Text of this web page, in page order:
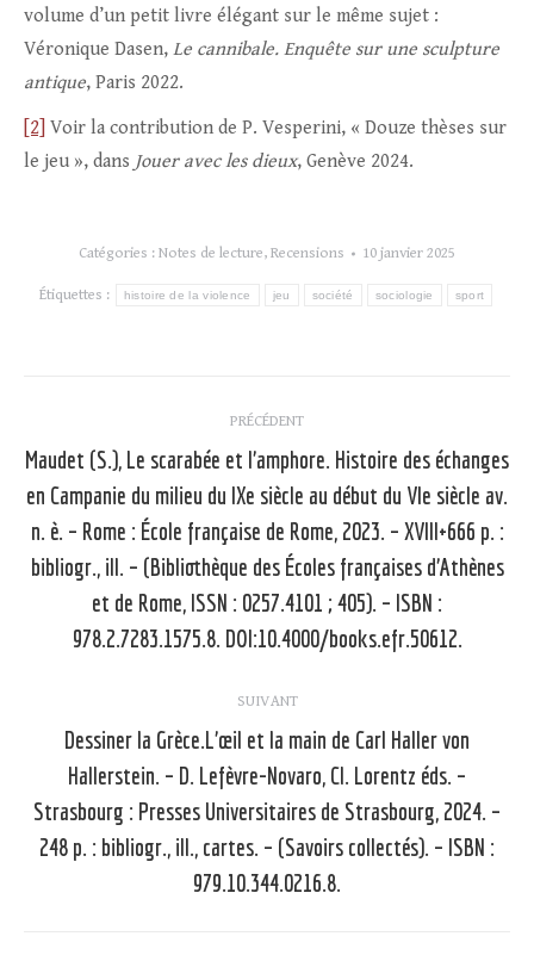
volume d’un petit livre élégant sur le même sujet :
Véronique Dasen, Le cannibale. Enquête sur une sculpture
antique, Paris 2022.
[2] Voir la contribution de P. Vesperini, « Douze thèses sur
le jeu », dans Jouer avec les dieux, Genève 2024.
Catégories : Notes de lecture, Recensions 10 janvier 2025
Étiquettes : histoire de la violence jeu société sociologie sport
article
PRÉCÉDENT
Article
précédent
:
Maudet (S.), Le scarabée et l’amphore. Histoire des échanges
en Campanie du milieu du IXe siècle au début du VIe siècle av.
n. è. – Rome : École française de Rome, 2023. – XVIII+666 p. :
bibliogr., ill. – (Bibliothèque des Écoles françaises d’Athènes
et de Rome, ISSN : 0257.4101 ; 405). – ISBN :
978.2.7283.1575.8. DOI:10.4000/books.efr.50612.
SUIVANT
Article
suivant
:
Dessiner la Grèce.L’œil et la main de Carl Haller von
Hallerstein. – D. Lefèvre-Novaro, Cl. Lorentz éds. –
Strasbourg : Presses Universitaires de Strasbourg, 2024. –
248 p. : bibliogr., ill., cartes. – (Savoirs collectés). – ISBN :
979.10.344.0216.8.